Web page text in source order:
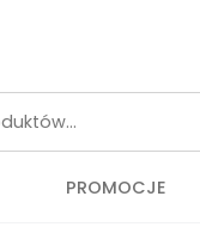
PROMOCJE